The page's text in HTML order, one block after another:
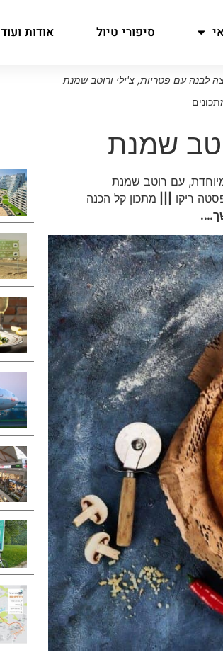
סיפורי טיול אודות ועוד
לבנה עם פטריות, צ'ילי ורוטב שמנת
שמנת
עם רוטב שמנת
ריקו
מתכון קל הכנה